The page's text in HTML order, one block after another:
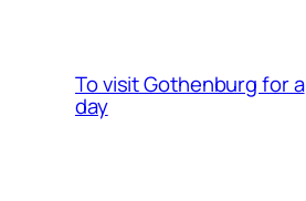
To visit Gothenburg for a
day